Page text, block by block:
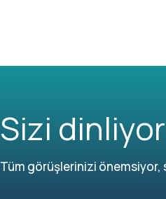
Sizi
Tüm görüşlerinizi önemsiyor,